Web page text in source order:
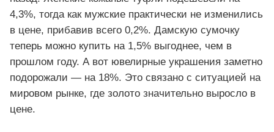
4,3%, тогда как мужские практически не изменились
в цене, прибавив всего 0,2%. Дамскую сумочку
теперь можно купить на 1,5% выгоднее, чем в
прошлом году. А вот ювелирные украшения заметно
подорожали — на 18%. Это связано с ситуацией на
мировом рынке, где золото значительно выросло в
цене.